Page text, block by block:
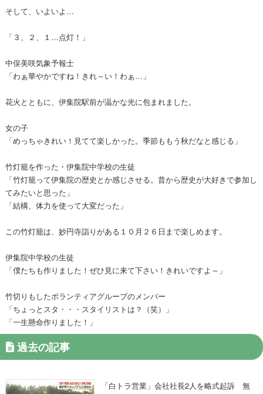
そして、いよいよ…
「３、２、１…点灯！」
中俣美咲気象予報士
「わぁ華やかですね！きれ～い！わぁ…」
花火とともに、伊集院駅前が温かな光に包まれました。
女の子
「めっちゃきれい！見てて楽しかった。季節ももう秋だなと感じる」
竹灯籠を作った・伊集院中学校の生徒
「竹灯籠って伊集院の歴史とか感じさせる。昔から歴史が大好きで参加し
てみたいと思った」
「結構、体力を使って大変だった」
この竹灯籠は、妙円寺詣りがある１０月２６日まで楽しめます。
伊集院中学校の生徒
「僕たちも作りました！ぜひ見に来て下さい！きれいですよ～」
竹切りもしたボランティアグループのメンバー
「ちょっとスタ・・・スタイリストは？（笑）」
「一生懸命作りました！」
過去の記事
「白トラ営業」会社社長2人を略式起訴 無